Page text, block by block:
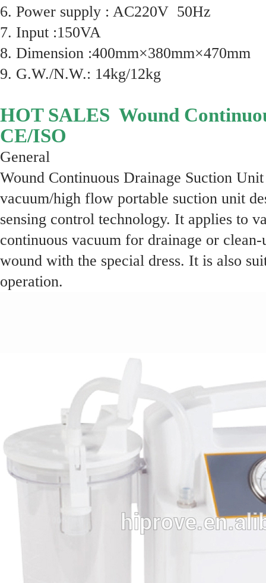
6. Power supply : AC220V 50Hz
7. Input :150VA
8. Dimension :400mm×380mm×470mm
9. G.W./N.W.: 14kg/12kg
HOT SALES Wound
CE/ISO
General
Wound Continuous Drainage Suction
vacuum/high flow portable suction unit
sensing control technology. It applies to
continuous vacuum for drainage or
wound with the special dress. It is also
operation.